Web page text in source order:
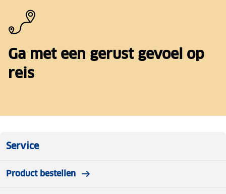
Ga met een gerust gevoel op
reis
Service
Product bestellen